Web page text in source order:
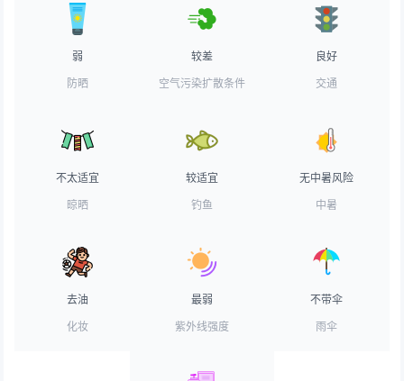
弱
防晒
较差
空气污染扩散条件
良好
交通
不太适宜
晾晒
较适宜
钓鱼
无中暑风险
中暑
去油
化妆
最弱
紫外线强度
不带伞
雨伞